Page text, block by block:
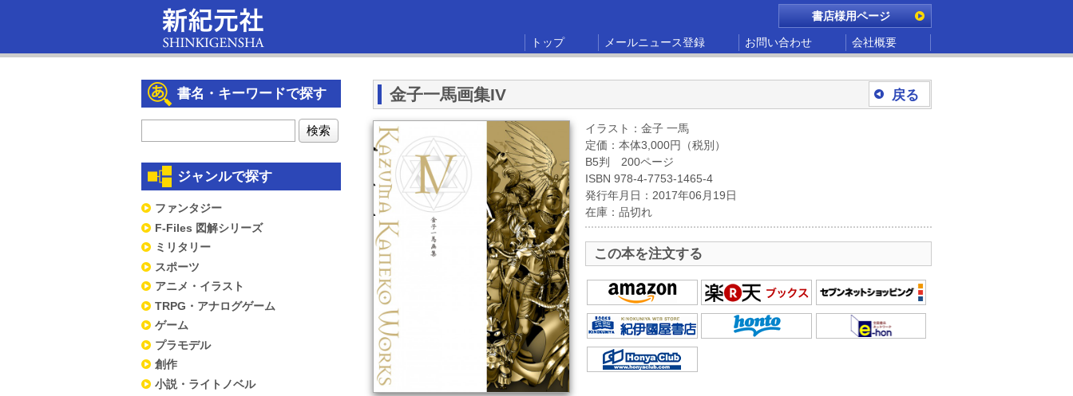
書店様用ページ
トップ メールニュース登録 お問い合わせ 会社概要
戻る
金子一馬画集IV
イラスト：金子 一馬
定価：本体3,000円（税別）
B5判 200ページ
ISBN 978-4-7753-1465-4
発行年月日：2017年06月19日
在庫：品切れ
この本を注文する
書名・キーワードで探す
ジャンルで探す
ファンタジー
F-Files 図解シリーズ
ミリタリー
スポーツ
アニメ・イラスト
TRPG・アナログゲーム
ゲーム
プラモデル
創作
小説・ライトノベル